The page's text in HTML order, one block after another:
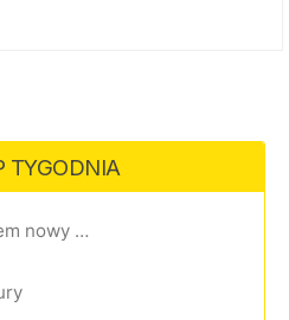
TYGODNIA
Spider-Man. Całkiem nowy dzień